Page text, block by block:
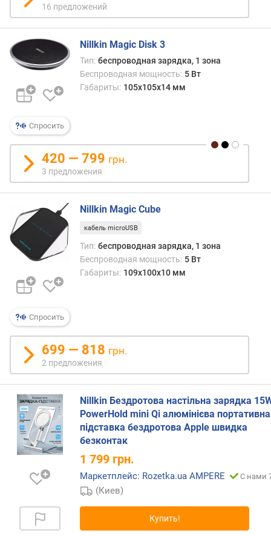
п
о
з
ы
в
а
п
о
д
а
т
д
а
в
л
е
и
я
п
о
к
л
и
ч
е
с
в
п
е
16 предложений
Спросить
Nillkin Magic Disk 3
Тип: беспроводная зарядка, 1 зона
Беспроводная мощность: 5 Вт
Габариты: 105x105x14 мм
420 — 799 грн.
3 предложения
Спросить
Nillkin Magic Cube
кабель microUSB
Тип: беспроводная зарядка, 1 зона
Беспроводная мощность: 5 Вт
Габариты: 109x100x10 мм
699 — 818 грн.
2 предложения
Nillkin Бездротова настільна зарядка
PowerHold mini Qi алюмінієва портативна
підставка бездротова Apple швидка
безконтак
1 799 грн.
Маркетплейс: Rozetka.ua AMPERE С нами
(Киев)
Купить!